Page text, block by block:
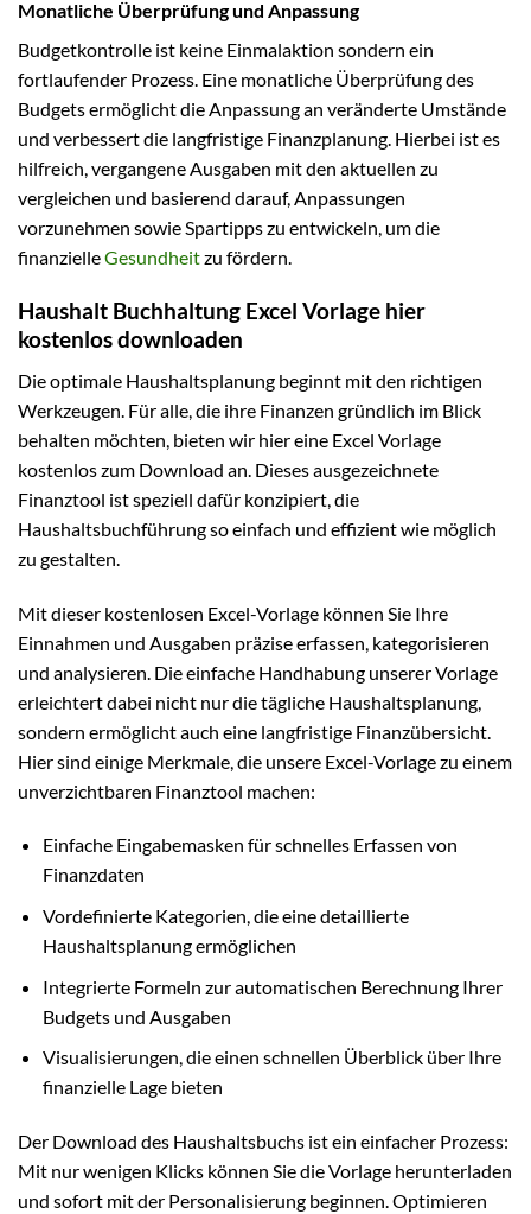
Monatliche Überprüfung und Anpassung
Budgetkontrolle ist keine Einmalaktion sondern ein
fortlaufender Prozess. Eine monatliche Überprüfung des
Budgets ermöglicht die Anpassung an veränderte Umstände
und verbessert die langfristige Finanzplanung. Hierbei ist es
hilfreich, vergangene Ausgaben mit den aktuellen zu
vergleichen und basierend darauf, Anpassungen
vorzunehmen sowie Spartipps zu entwickeln, um die
finanzielleGesundheitzu fördern.
Haushalt Buchhaltung Excel Vorlage hier
kostenlos downloaden
Die optimale Haushaltsplanung beginnt mit den richtigen
Werkzeugen. Für alle, die ihre Finanzen gründlich im Blick
behalten möchten, bieten wir hier eine Excel Vorlage
kostenlos zum Download an. Dieses ausgezeichnete
Finanztool ist speziell dafür konzipiert, die
Haushaltsbuchführung so einfach und effizient wie möglich
zu gestalten.
Mit dieser kostenlosen Excel-Vorlage können Sie Ihre
Einnahmen und Ausgaben präzise erfassen, kategorisieren
und analysieren. Die einfache Handhabung unserer Vorlage
erleichtert dabei nicht nur die tägliche Haushaltsplanung,
sondern ermöglicht auch eine langfristige Finanzübersicht.
Hier sind einige Merkmale, die unsere Excel-Vorlage zu einem
unverzichtbaren Finanztool machen:
Einfache Eingabemasken für schnelles Erfassen von
Finanzdaten
Vordefinierte Kategorien, die eine detaillierte
Haushaltsplanung ermöglichen
Integrierte Formeln zur automatischen Berechnung Ihrer
Budgets und Ausgaben
Visualisierungen, die einen schnellen Überblick über Ihre
finanzielle Lage bieten
Der Download des Haushaltsbuchs ist ein einfacher Prozess:
Mit nur wenigen Klicks können Sie die Vorlage herunterladen
und sofort mit der Personalisierung beginnen. Optimieren